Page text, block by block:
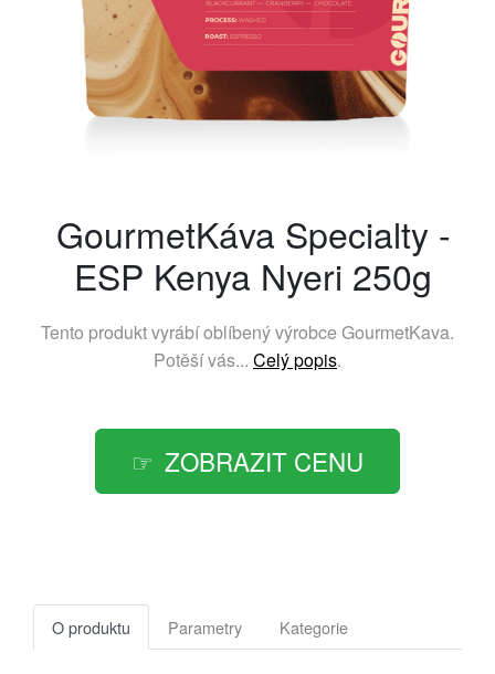
GourmetKáva Specialty -
ESP Kenya Nyeri 250g
Tento produkt vyrábí oblíbený výrobce GourmetKava.
Potěší vás... Celý popis.
ZOBRAZIT CENU
O produktu Parametry Kategorie